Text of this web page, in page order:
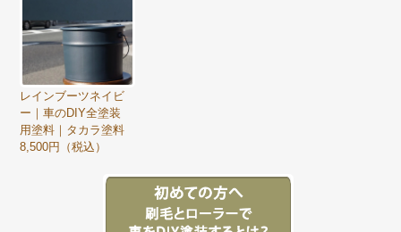
レインブーツネイビ
ー｜車のDIY全塗装
用塗料｜タカラ塗料
8,500円（税込）